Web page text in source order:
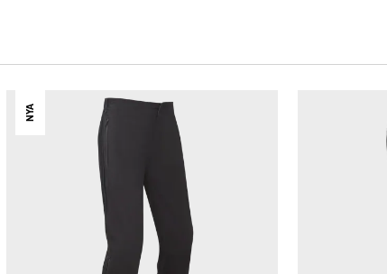
NYA